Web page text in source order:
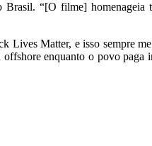
“[O filme] homenageia
Lives Matter, e isso sempre
enquanto o povo